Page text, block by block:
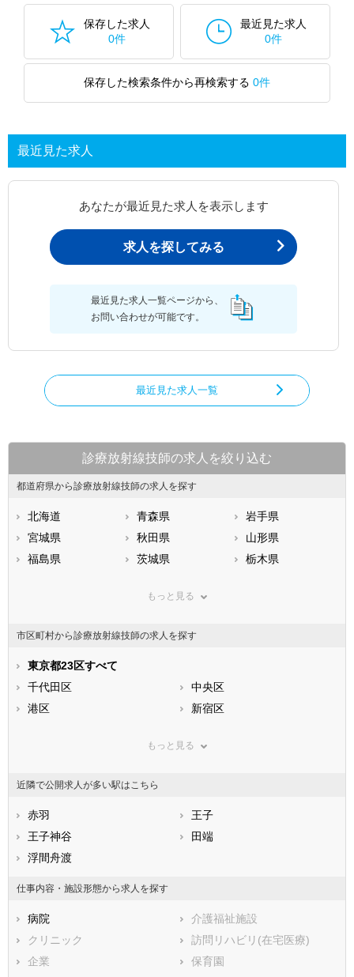
保存した求人
0件
最近見た求人
0件
保存した検索条件から再検索する 0件
最近見た求人
あなたが最近見た求人を表示します
求人を探してみる
最近見た求人一覧ページから、
お問い合わせが可能です。
最近見た求人一覧
診療放射線技師の求人を絞り込む
都道府県から診療放射線技師の求人を探す
北海道 青森県
岩手県
宮城県
秋田県
山形県
福島県
茨城県
栃木県
神奈川県
石川県
福井県
静岡県
滋賀県
兵庫県
山口県
福岡県
佐賀県
熊本県
鹿児島県
もっと見る
市区町村から診療放射線技師の求人を探す
東京都23区すべて
千代田区
中央区
港区
新宿区
江東区
大田区
渋谷区
中野区
杉並区
豊島区
北区
江戸川区
市部
八王子市
立川市
もっと見る
近隣で公開求人が多い駅はこちら
赤羽
王子
王子神谷
田端
浮間舟渡
仕事内容・施設形態から求人を探す
病院
介護福祉施設
クリニック
訪問リハビリ(在宅医療)
企業
保育園